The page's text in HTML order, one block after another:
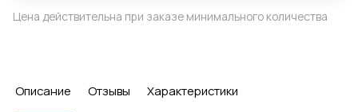
Цена действительна при заказе минимального количества
Описание Отзывы Характеристики